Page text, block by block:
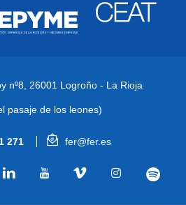
nº8, 26001 Logroño - La Rioja
pasaje de los leones)
271 fer@fer.es